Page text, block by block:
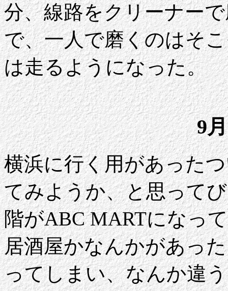
分、線路をクリーナー
で、一人で磨くのはそ
は走るようになった。
9
横浜に行く用があった
てみようか、と思って
階がABC MARTになっ
居酒屋かなんかがあっ
ってしまい、なんか違